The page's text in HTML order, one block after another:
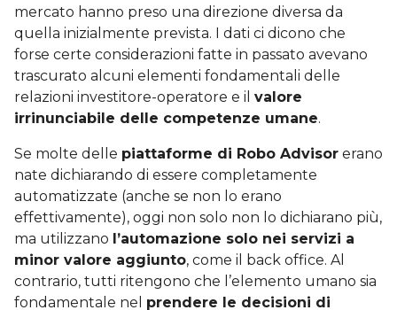
mercato hanno preso una direzione diversa da
quella inizialmente prevista. I dati ci dicono che
forse certe considerazioni fatte in passato avevano
trascurato alcuni elementi fondamentali delle
relazioni investitore-operatore e il valore
irrinunciabile delle competenze umane.
Se molte delle piattaforme di Robo Advisor erano
nate dichiarando di essere completamente
automatizzate (anche se non lo erano
effettivamente), oggi non solo non lo dichiarano più,
ma utilizzano l’automazione solo nei servizi a
minor valore aggiunto, come il back office. Al
contrario, tutti ritengono che l’elemento umano sia
fondamentale nel prendere le decisioni di